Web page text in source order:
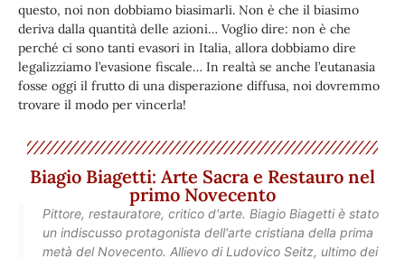
questo, noi non dobbiamo biasimarli. Non è che il biasimo
deriva dalla quantità delle azioni… Voglio dire: non è che
perché ci sono tanti evasori in Italia, allora dobbiamo dire
legalizziamo l’evasione fiscale… In realtà se anche l’eutanasia
fosse oggi il frutto di una disperazione diffusa, noi dovremmo
trovare il modo per vincerla!
Biagio Biagetti: Arte Sacra e Restauro nel
primo Novecento
Pittore, restauratore, critico d'arte. Biagio Biagetti è stato
un indiscusso protagonista dell'arte cristiana della prima
metà del Novecento. Allievo di Ludovico Seitz, ultimo dei